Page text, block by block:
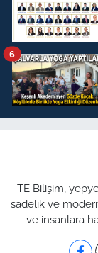
6
TE Bilişim,
sadelik ve
ve insanlara